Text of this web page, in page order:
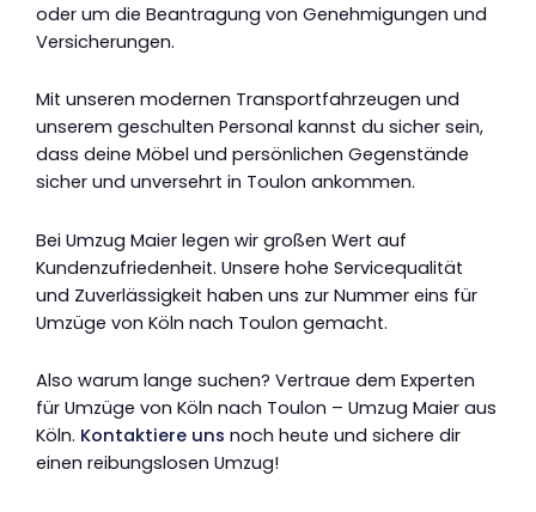
oder um die Beantragung von Genehmigungen und
Versicherungen.
Mit unseren modernen Transportfahrzeugen und
unserem geschulten Personal kannst du sicher sein,
dass deine Möbel und persönlichen Gegenstände
sicher und unversehrt in Toulon ankommen.
Bei Umzug Maier legen wir großen Wert auf
Kundenzufriedenheit. Unsere hohe Servicequalität
und Zuverlässigkeit haben uns zur Nummer eins für
Umzüge von Köln nach Toulon gemacht.
Also warum lange suchen? Vertraue dem Experten
für Umzüge von Köln nach Toulon – Umzug Maier aus
Köln. Kontaktiere uns noch heute und sichere dir
einen reibungslosen Umzug!